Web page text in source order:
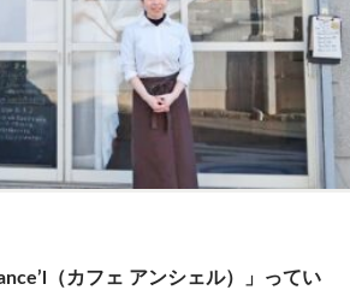
（カフェ アンシェル）」ってい